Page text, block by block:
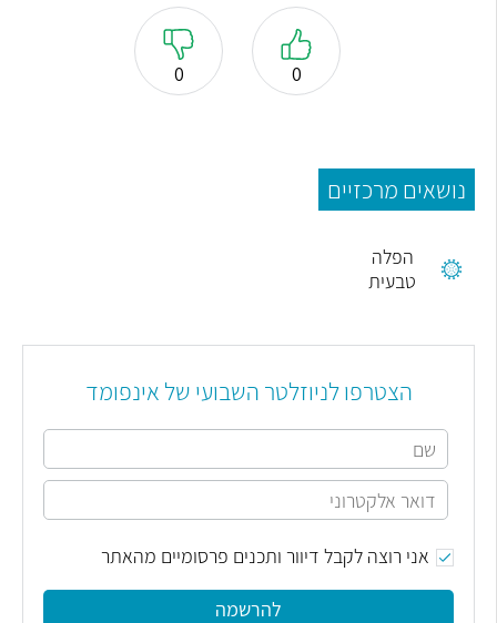
0
0
נושאים מרכזיים
הפלה
טבעית
הצטרפו לניוזלטר השבועי של אינפומד
אני רוצה לקבל דיוור ותכנים פרסומיים מהאתר
להרשמה